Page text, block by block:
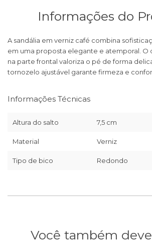
Informações do
A sandália em verniz café combina
em uma proposta elegante e atemporal. O
na parte frontal valoriza o pé de forma
tornozelo ajustável garante firmeza e
Informações Técnicas
Altura do salto 7,5 cm
Material Verniz
Tipo de bico Redondo
Você também